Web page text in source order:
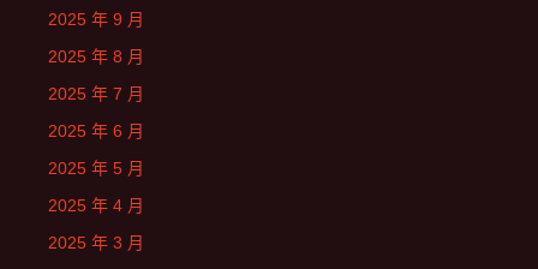
2025 年 9 月
2025 年 8 月
2025 年 7 月
2025 年 6 月
2025 年 5 月
2025 年 4 月
2025 年 3 月